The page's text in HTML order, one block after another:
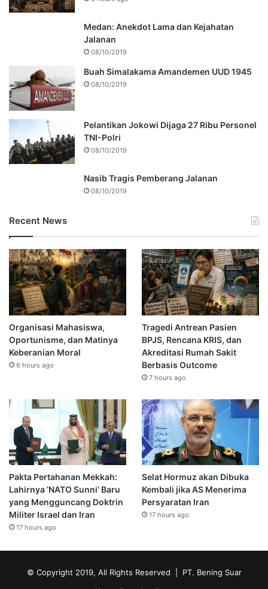
Medan: Anekdot Lama dan Kejahatan
Jalanan
08/10/2019
Buah Simalakama Amandemen UUD 1945
08/10/2019
Pelantikan Jokowi Dijaga 27 Ribu Personel
TNI-Polri
08/10/2019
Nasib Tragis Pemberang Jalanan
08/10/2019
Recent News
Organisasi Mahasiswa,
Oportunisme, dan Matinya
Keberanian Moral
6 hours ago
Tragedi Antrean Pasien
BPJS, Rencana KRIS, dan
Akreditasi Rumah Sakit
Berbasis Outcome
7 hours ago
Pakta Pertahanan Mekkah:
Lahirnya ‘NATO Sunni’ Baru
yang Mengguncang Doktrin
Militer Israel dan Iran
17 hours ago
Selat Hormuz akan Dibuka
Kembali jika AS Menerima
Persyaratan Iran
17 hours ago
© Copyright 2019, All Rights Reserved | PT. Bening Suar